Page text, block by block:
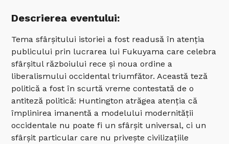
Descrierea eventului:
Tema sfârșitului istoriei a fost readusă în atenția
publicului prin lucrarea lui Fukuyama care celebra
sfârșitul războiului rece și noua ordine a
liberalismului occidental triumfător. Această teză
politică a fost în scurtă vreme contestată de o
antiteză politică: Huntington atrăgea atenția că
împlinirea imanentă a modelului modernității
occidentale nu poate fi un sfârșit universal, ci un
sfârșit particular care nu privește civilizațiile